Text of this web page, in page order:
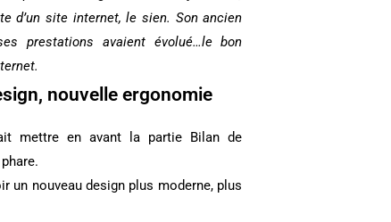
d’un site internet, le sien. Son ancien
prestations avaient évolué…le bon
nouvelle ergonomie
mettre en avant la partie Bilan de
un nouveau design plus moderne, plus